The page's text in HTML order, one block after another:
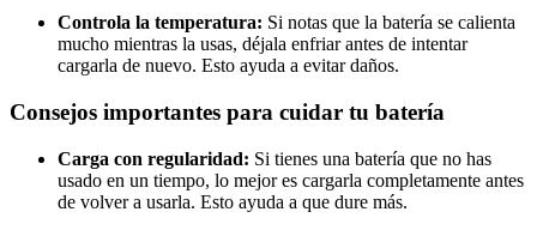
Controla la temperatura: Si notas que la batería se calienta
mucho mientras la usas, déjala enfriar antes de intentar
cargarla de nuevo. Esto ayuda a evitar daños.
Consejos importantes para cuidar tu batería
Carga con regularidad: Si tienes una batería que no has
usado en un tiempo, lo mejor es cargarla completamente antes
de volver a usarla. Esto ayuda a que dure más.